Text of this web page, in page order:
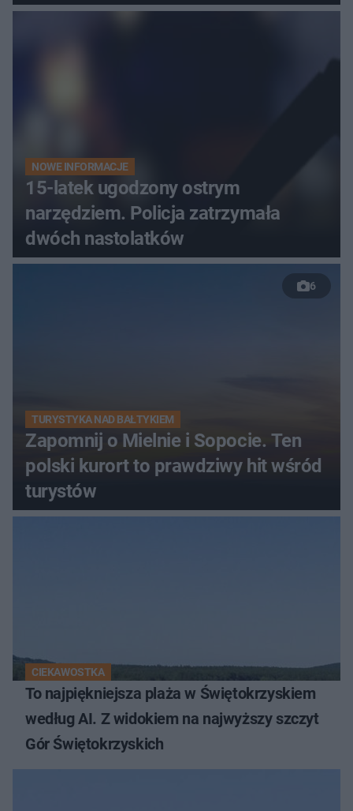
NOWE INFORMACJE
15-latek ugodzony ostrym
narzędziem. Policja zatrzymała
dwóch nastolatków
6
TURYSTYKA NAD BAŁTYKIEM
Zapomnij o Mielnie i Sopocie. Ten
polski kurort to prawdziwy hit wśród
turystów
CIEKAWOSTKA
To najpiękniejsza plaża w Świętokrzyskiem
według AI. Z widokiem na najwyższy szczyt
Gór Świętokrzyskich